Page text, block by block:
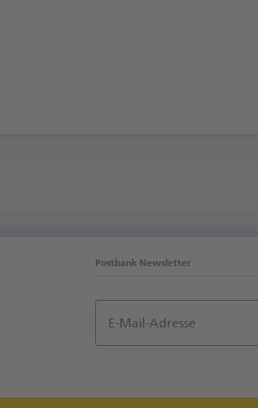
Postbank Newsletter
E-Mail-Adresse